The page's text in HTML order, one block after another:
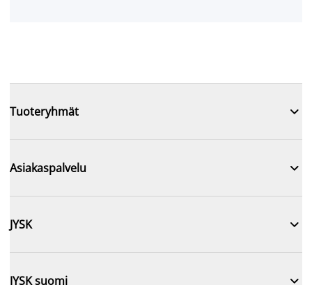
Tuoteryhmät 
Asiakaspalvelu 
JYSK 
JYSK suomi 